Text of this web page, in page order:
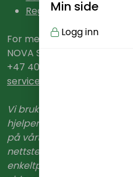
Reglement
For mer informasjon,
NOVA Spektrum Service
+47 400 00 796
service@n
Vi bruker cookies, også
hjelper oss med å gi deg
på vårt nettsted. Dette gir
nettstedet og kan ikke
enkeltperson. Du
Min side
Logg inn